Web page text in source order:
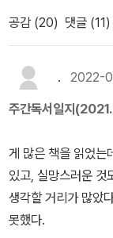
한정판 노벨라 세트
판임을 감안해도 상
에 대략 72%의 책
많은 분들이 읽으신
수 있습니다.만일 활
의가 있지 않다면
만오천원 사이임)을
출판사에서 간행안
일반본으로 간행될
싶네요.by caspi
이주의 삶을 선택했
그게 가능했던 건
기 위해 일을 하지 않
오가며 생활할 수
한 환경이 아니었다
설을 썼을지도 모른
참 소설가였다. 그러
알게 된 곳이고 플로
더 멀리 떨어져 있
도 단계가 여럿이다.
고 전달 3. 더글라스
독 듣고 원고 건네
은 원고 복사본을
외딴 저택에서 두
를 맡는 가정 교사
적인 독신남은 자신
한다. 가난한 목사
극한 긴장감에 짓눌
공감 (20) 댓글 (11)
. 2022-
주간독서일지
밀린
게 많은 책을 읽었는
있고, 실망스러운 것
생각할 거리가 많았
못했다.